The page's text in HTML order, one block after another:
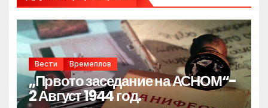
Вести Времеплов
„Првото заседание на АСНОМ“-
2 Август 1944 год.